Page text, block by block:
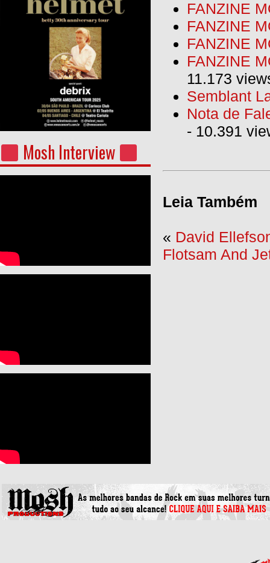
Mosh Interview
FANZINE
FANZINE
FANZINE
FANZINE
11.173
Semblant
Nota de
- 10.391
Leia Também
« David
Flotsam And